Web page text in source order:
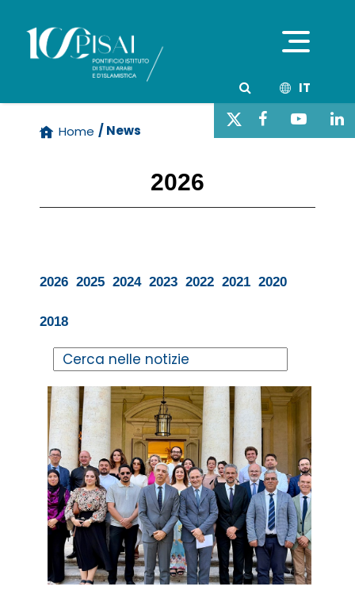
IT
Home / News
2026
2026 2025 2024 2023 2022 2021 2020
2018